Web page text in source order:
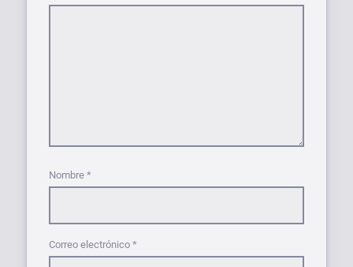
Nombre *
Correo electrónico *